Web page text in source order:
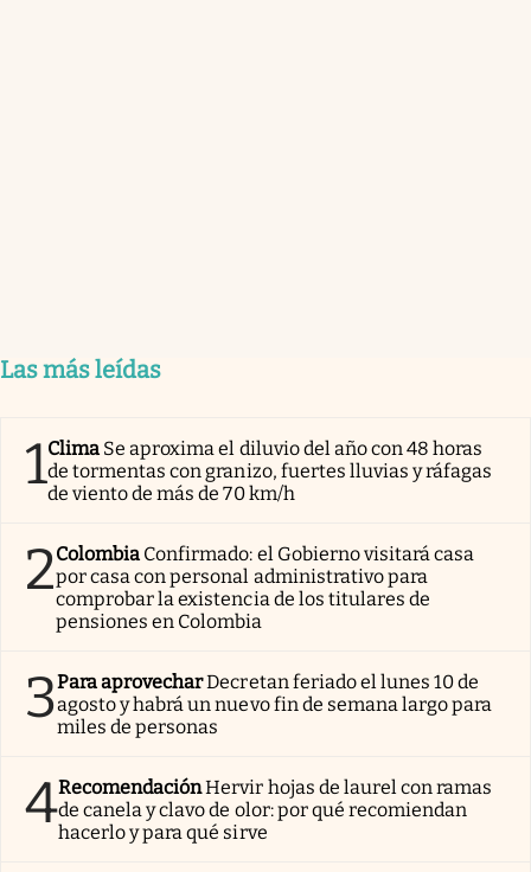
Las más leídas
1Clima Se aproxima el diluvio del año con 48 horas
de tormentas con granizo, fuertes lluvias y ráfagas
de viento de más de 70 km/h
2Colombia Confirmado: el Gobierno visitará casa
por casa con personal administrativo para
comprobar la existencia de los titulares de
pensiones en Colombia
3Para aprovecharDecretan feriado el lunes 10 de
agosto y habrá un nuevo fin de semana largo para
miles de personas
4RecomendaciónHervir hojas de laurel con ramas
de canela y clavo de olor: por qué recomiendan
hacerlo y para qué sirve